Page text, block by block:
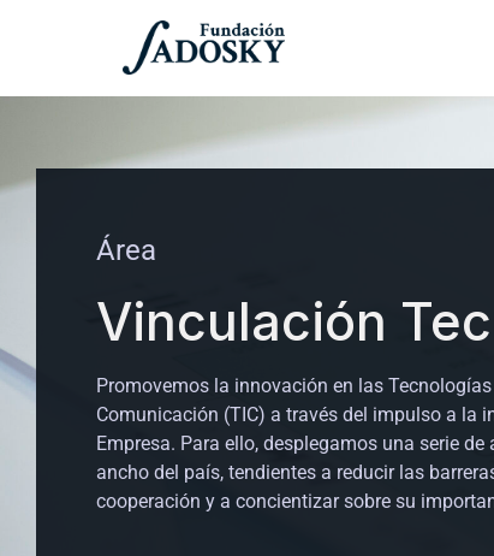
Área
Vinculación
Promovemos la innovación en las
Comunicación (TIC) a través del impulso a la
Empresa. Para ello, desplegamos una serie
ancho del país, tendientes a reducir las
cooperación y a concientizar sobre su